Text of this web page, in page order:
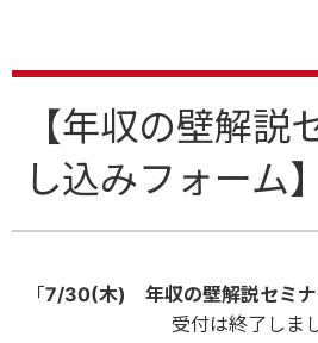
【年収の壁解説
し込みフォーム】
「7/30(木) 年収の壁解説セミナ
受付は終了しま